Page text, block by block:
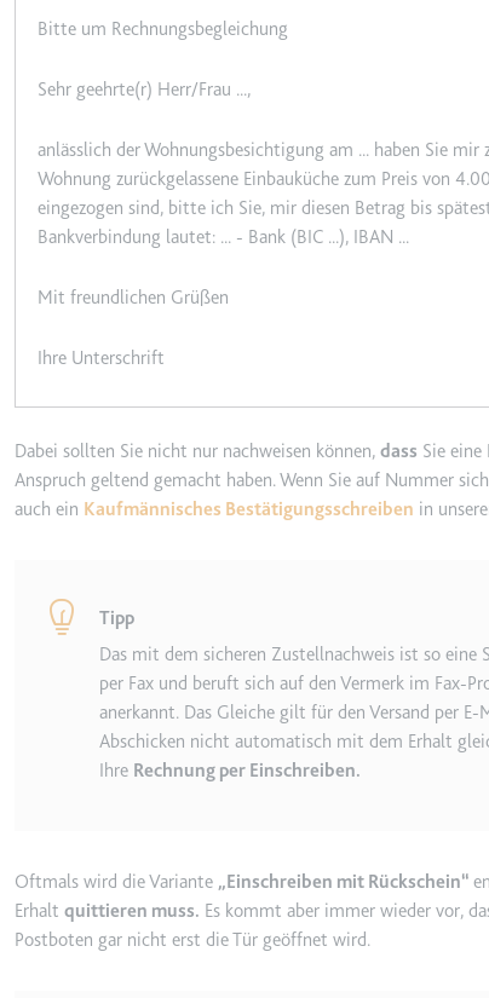
__Secure-YNID
Anbieter:
Zweck:
Zweck:
Wird
Ablauf:
Anbieter:
Zweck:
Wird
Ablauf:
Typ:
Anbieter:
Zweck:
Bitte um Rechnungsbegleichung
Sehr geehrte(r) Herr/Frau ...,
anlässlich der Wohnungsbesichtigung am ... haben Sie
Wohnung zurückgelassene Einbauküche zum Preis von
eingezogen sind, bitte ich Sie, mir diesen Betrag bis
Bankverbindung lautet: ... - Bank (BIC ...), IBAN ...
Mit freundlichen Grüßen
Ihre Unterschrift
Dabei sollten Sie nicht nur nachweisen können, dass Sie eine
Anspruch geltend gemacht haben. Wenn Sie auf Nummer
auch ein Kaufmännisches Bestätigungsschreiben in
Tipp
Das mit dem sicheren Zustellnachweis ist so eine
per Fax und beruft sich auf den Vermerk im Fax-
anerkannt. Das Gleiche gilt für den Versand per
Abschicken nicht automatisch mit dem Erhalt
Ihre Rechnung per Einschreiben.
Oftmals wird die Variante Einschreiben mit Rückschein
Erhalt quittieren muss. Es kommt aber immer wieder vor,
Postboten gar nicht erst die Tür geöffnet wird.